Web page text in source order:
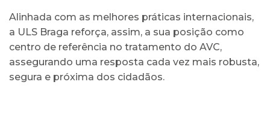
Alinhada com as melhores práticas internacionais,
a ULS Braga reforça, assim, a sua posição como
centro de referência no tratamento do AVC,
assegurando uma resposta cada vez mais robusta,
segura e próxima dos cidadãos.